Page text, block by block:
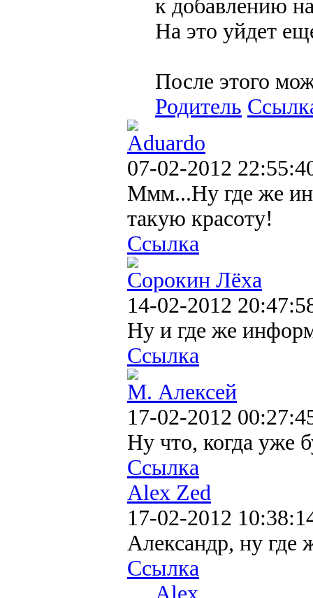
к добавлению
На это уйдет
После этого
Родитель
Aduardo
07-02-2012
Ммм...Ну где же
такую красоту!
Ссылка
Сорокин Лёха
14-02-2012
Ну и где же
Ссылка
М. Алексей
17-02-2012
Ну что, когда уже
Ссылка
Alex Zed
17-02-2012
Александр, ну
Ссылка